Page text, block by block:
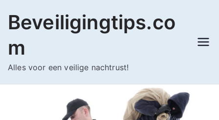
naar
inhoud
Beveiligingtips.co
m
Alles voor een veilige nachtrust!